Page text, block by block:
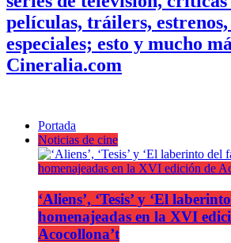
películas, tráilers, estrenos,
especiales; esto y mucho
Cineralia.com
Portada
Noticias de cine
‘Aliens’, ‘Tesis’ y ‘El
homenajeadas en la XVI
Acocollona’t